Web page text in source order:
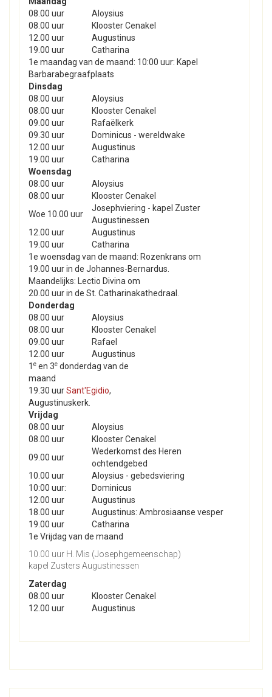
08.00 uur
Aloysius
08.00 uur
Klooster Cenakel
12.00 uur
Augustinus
19.00 uur
Catharina
1e maandag van de maand: 10:00 uur: Kapel
Barbarabegraafplaats
Dinsdag
08.00 uur
Aloysius
08.00 uur
Klooster Cenakel
09.00 uur
Rafaëlkerk
09.30 uur
Dominicus - wereldwake
12.00 uur
Augustinus
19.00 uur
Catharina
Woensdag
08.00 uur
Aloysius
08.00 uur
Klooster Cenakel
Woe 10.00 uur
Josephviering - kapel Zuster
Augustinessen
12.00 uur
Augustinus
19.00 uur
Catharina
1e woensdag van de maand: Rozenkrans om
19.00 uur in de Johannes-Bernardus.
Maandelijks: Lectio Divina om
20.00 uur in de St. Catharinakathedraal.
Donderdag
08.00 uur
Aloysius
08.00 uur
Klooster Cenakel
09.00 uur
Rafael
12.00 uur
Augustinus
1 e en 3e donderdag van de
maand
19.30 uurSant'Egidio,
Augustinuskerk.
Vrijdag
08.00 uur
Aloysius
08.00 uur
Klooster Cenakel
09.00 uur
Wederkomst des Heren
ochtendgebed
10.00 uur
Aloysius - gebedsviering
10:00 uur:
Dominicus
12.00 uur
Augustinus
18.00 uur
Augustinus: Ambrosiaanse vesper
19.00 uur
Catharina
1e Vrijdag van de maand
10.00 uur H. Mis (Josephgemeenschap)
kapel Zusters Augustinessen
Zaterdag
08.00 uur
Klooster Cenakel
12.00 uur
Augustinus